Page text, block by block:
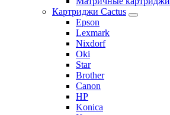
Картриджи Cactus
Epson
Lexmark
Nixdorf
Oki
Star
Brother
Canon
HP
Konica